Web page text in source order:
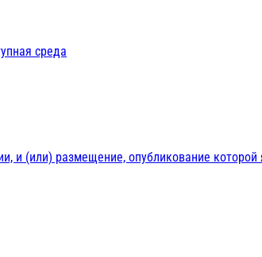
среда
и (или) размещение, опубликование